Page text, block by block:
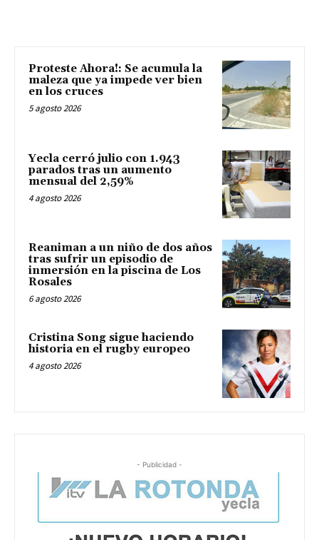
Proteste Ahora!: Se acumula la
maleza que ya impede ver bien
en los cruces
5 agosto 2026
Yecla cerró julio con 1.943
parados tras un aumento
mensual del 2,59%
4 agosto 2026
Reaniman a un niño de dos años
tras sufrir un episodio de
inmersión en la piscina de Los
Rosales
6 agosto 2026
Cristina Song sigue haciendo
historia en el rugby europeo
4 agosto 2026
- Publicidad -